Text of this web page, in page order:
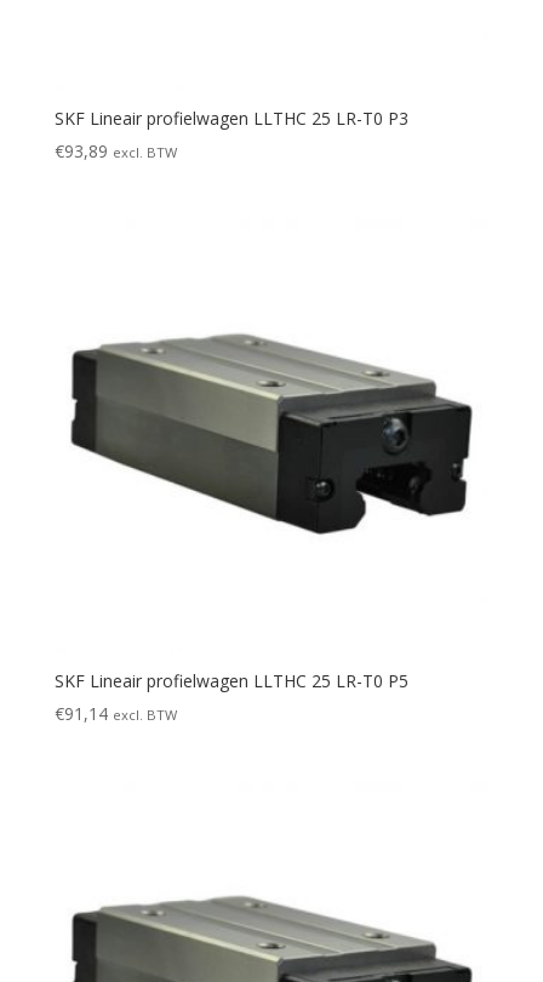
SKF Lineair profielwagen LLTHC 25 LR-T0 P3
€93,89 excl. BTW
SKF Lineair profielwagen LLTHC 25 LR-T0 P5
€91,14 excl. BTW